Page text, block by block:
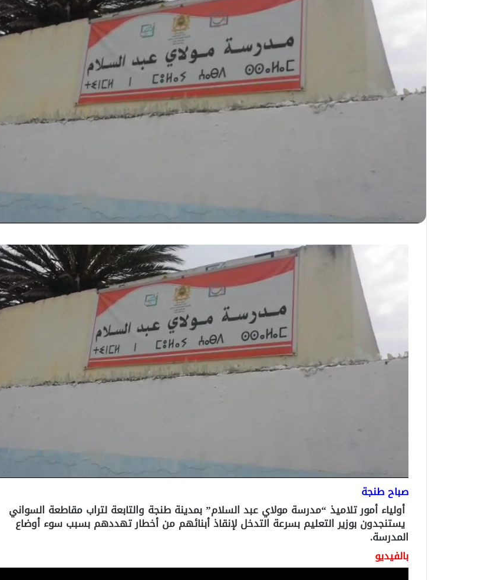
صباح طنجة
أولياء أمور تلاميذ “مدرسة مولاي عبد السلام” بمدينة طنجة والتابعة لتراب مقاطعة السواني
يستنجدون بوزير التعليم بسرعة التدخل لإنقاذ أبنائهم من أخطار تهددهم بسبب سوء أوضاع
المدرسة.
بالفيديو